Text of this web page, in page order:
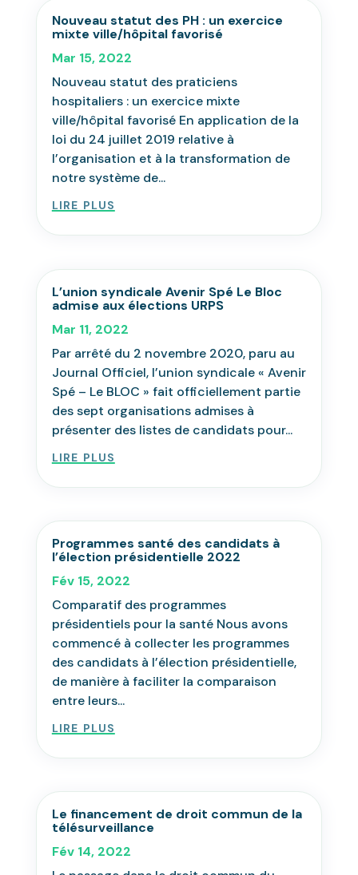
Nouveau statut des PH : un exercice
mixte ville/hôpital favorisé
Mar 15, 2022
Nouveau statut des praticiens
hospitaliers : un exercice mixte
ville/hôpital favorisé En application de la
loi du 24 juillet 2019 relative à
l’organisation et à la transformation de
notre système de...
lire plus
L’union syndicale Avenir Spé Le Bloc
admise aux élections URPS
Mar 11, 2022
Par arrêté du 2 novembre 2020, paru au
Journal Officiel, l’union syndicale « Avenir
Spé – Le BLOC » fait officiellement partie
des sept organisations admises à
présenter des listes de candidats pour...
lire plus
Programmes santé des candidats à
l’élection présidentielle 2022
Fév 15, 2022
Comparatif des programmes
présidentiels pour la santé Nous avons
commencé à collecter les programmes
des candidats à l’élection présidentielle,
de manière à faciliter la comparaison
entre leurs...
lire plus
Le financement de droit commun de la
télésurveillance
Fév 14, 2022